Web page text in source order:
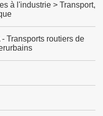
à l'industrie > Transport,
- Transports routiers de